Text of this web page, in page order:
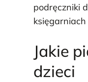
podręczniki
Jakie
dzieci